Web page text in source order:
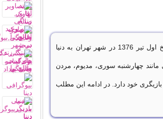
بازیگر تئاتر و تلویزیون، در تاریخ اول تیر 1376 در شهر تهران به دنیا
چهارشنبه سوری، مدیوم، مردن
خود دارد. در ادامه این مطلب